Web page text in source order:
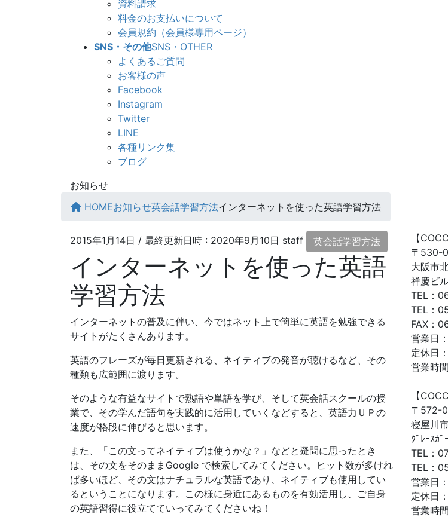
資料請求
料金のお支払いについて
会員規約（会員様専用ページ）
SNS・その他SNS・OTHER
よくあるご質問
お客様の声
Facebook
Instagram
Twitter
LINE
各種リンク集
ブログ
お知らせ
HOMEお知らせ英会話学習方法インターネットを使った英語学習方法
2015年1月14日 / 最終更新日時 : 2020年9月10日 staff 英会話学習方法
インターネットを使った英語
学習方法
インターネットの普及に伴い、今ではネット上で簡単に英語を勉強できる
サイトがたくさんあります。
英語のフレーズが毎日更新される、ネイティブの発音が聴けるなど、その
種類も広範囲に渡ります。
そのような有益なサイトで熟語や単語を学び、そして英会話スクールの授
業で、その学んだ語句を実践的に活用していくなどすると、英語力ＵＰの
速度が格段に伸びると思います。
また、「この文ってネイティブは使うかな？」などと疑問に思ったとき
は、その文をそのままGoogle で検索してみてください。ヒット数が多けれ
ば多いほど、その文はナチュラルな英語であり、ネイティブも使用してい
るということになります。この様に身近にあるものを有効活用し、ご自身
の英語習得に役立てていってみてくださいね！
【
〒530-
大阪市
祥慶ビ
TEL：
TEL：
FAX：
営業日
定休日
営業時
【
〒572-
寝屋川
ｸﾞﾚｰｽｶ
TEL：
TEL：
営業日
定休日
営業時